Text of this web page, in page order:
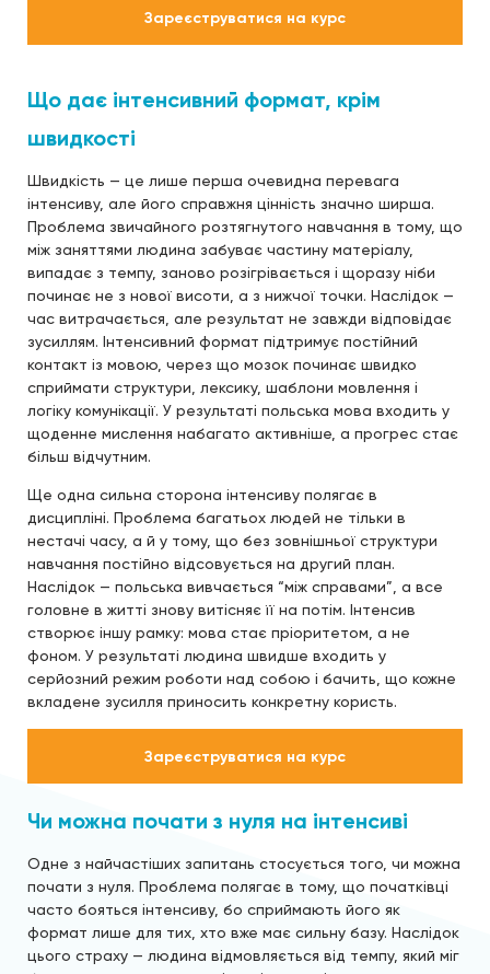
Зареєструватися на курс
Що дає інтенсивний формат, крім
швидкості
Швидкість — це лише перша очевидна перевага
інтенсиву, але його справжня цінність значно ширша.
Проблема звичайного розтягнутого навчання в тому, що
між заняттями людина забуває частину матеріалу,
випадає з темпу, заново розігрівається і щоразу ніби
починає не з нової висоти, а з нижчої точки. Наслідок —
час витрачається, але результат не завжди відповідає
зусиллям. Інтенсивний формат підтримує постійний
контакт із мовою, через що мозок починає швидко
сприймати структури, лексику, шаблони мовлення і
логіку комунікації. У результаті польська мова входить у
щоденне мислення набагато активніше, а прогрес стає
більш відчутним.
Ще одна сильна сторона інтенсиву полягає в
дисципліні. Проблема багатьох людей не тільки в
нестачі часу, а й у тому, що без зовнішньої структури
навчання постійно відсовується на другий план.
Наслідок — польська вивчається “між справами”, а все
головне в житті знову витісняє її на потім. Інтенсив
створює іншу рамку: мова стає пріоритетом, а не
фоном. У результаті людина швидше входить у
серйозний режим роботи над собою і бачить, що кожне
вкладене зусилля приносить конкретну користь.
Зареєструватися на курс
Чи можна почати з нуля на інтенсиві
Одне з найчастіших запитань стосується того, чи можна
почати з нуля. Проблема полягає в тому, що початківці
часто бояться інтенсиву, бо сприймають його як
формат лише для тих, хто вже має сильну базу. Наслідок
цього страху — людина відмовляється від темпу, який міг